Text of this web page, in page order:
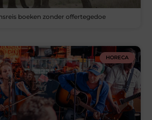
boeken zonder offertegedoe
HORECA